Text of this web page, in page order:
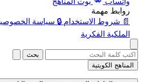
روابط مهمة
📄 شروط الاستخدام 🔒 سياسة
الملكية الفكرية
بحث
المناهج الكويتية